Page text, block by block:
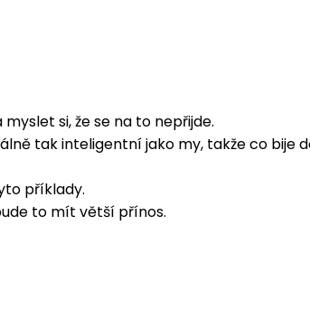
si, že se na to nepřijde.
tak inteligentní jako my, takže co bije
příklady.
to mít větší přínos.